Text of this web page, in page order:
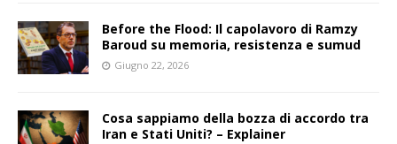
Before the Flood: Il capolavoro di Ramzy
Baroud su memoria, resistenza e sumud
Giugno 22, 2026
Cosa sappiamo della bozza di accordo tra
Iran e Stati Uniti? – Explainer